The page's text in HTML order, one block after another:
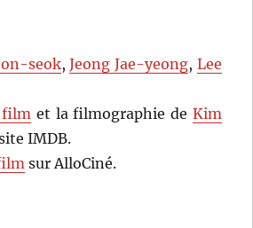
seok,Jeong Jae-yeong, Lee
film et la filmographie de Kim
IMDB.
sur AlloCiné.